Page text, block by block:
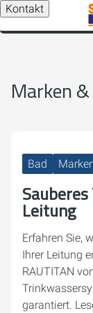
Kontakt
Marken
Bad
Leitung
Erfahren Sie,
Ihrer Leitung
RAUTITAN
garantiert.